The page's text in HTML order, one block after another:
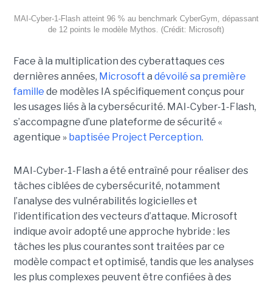
MAI-Cyber-1-Flash atteint 96 % au benchmark CyberGym, dépassant
de 12 points le modèle Mythos. (Crédit: Microsoft)
Face à la multiplication des cyberattaques ces
dernières années, Microsoft a dévoilé sa première
famille de modèles IA spécifiquement conçus pour
les usages liés à la cybersécurité. MAI-Cyber-1-Flash,
s’accompagne d’une plateforme de sécurité «
agentique » baptisée Project Perception.
MAI-Cyber-1-Flash a été entraîné pour réaliser des
tâches ciblées de cybersécurité, notamment
l’analyse des vulnérabilités logicielles et
l’identification des vecteurs d’attaque. Microsoft
indique avoir adopté une approche hybride : les
tâches les plus courantes sont traitées par ce
modèle compact et optimisé, tandis que les analyses
les plus complexes peuvent être confiées à des